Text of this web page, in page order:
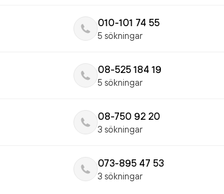
010-101 74 55
5 sökningar
08-525 184 19
5 sökningar
08-750 92 20
3 sökningar
073-895 47 53
3 sökningar